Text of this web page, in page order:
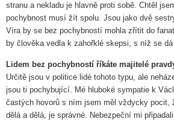
stranu a nekladu je hlavně proti sobě. Chtěl
pochybnost musí žít spolu. Jsou jako dvě
Víra by se bez pochybností mohla zřítit do
by člověka vedla k zahořklé skepsi, s níž se
Lidem bez pochybností říkáte majitelé
Určitě jsou v politice lidé tohoto typu, ale
jsou ti pochybující. Mé hluboké sympatie k
častých hovorů s ním jsem měl vždycky
dělá a dělá, je správné. Nebezpeční mi